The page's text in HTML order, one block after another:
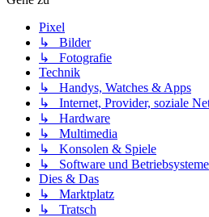
Pixel
↳ Bilder
↳ Fotografie
Technik
↳ Handys, Watches & Apps
↳ Internet, Provider, soziale
↳ Hardware
↳ Multimedia
↳ Konsolen & Spiele
↳ Software und Betriebsysteme
Dies & Das
↳ Marktplatz
↳ Tratsch